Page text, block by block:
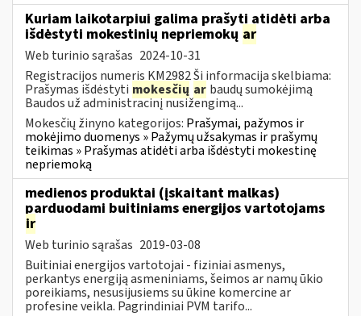
Kuriam laikotarpiui galima prašyti atidėti arba
išdėstyti mokestinių nepriemokų ar
Web turinio sąrašas 2024-10-31
Registracijos numeris KM2982 Ši informacija skelbiama:
Prašymas išdėstyti mokesčių ar baudų sumokėjimą
Baudos už administracinį nusižengimą...
Mokesčių žinyno kategorijos: Prašymai, pažymos ir
mokėjimo duomenys » Pažymų užsakymas ir prašymų
teikimas » Prašymas atidėti arba išdėstyti mokestinę
nepriemoką
medienos produktai (įskaitant malkas)
parduodami buitiniams energijos vartotojams
ir
Web turinio sąrašas 2019-03-08
Buitiniai energijos vartotojai - fiziniai asmenys,
perkantys energiją asmeniniams, šeimos ar namų ūkio
poreikiams, nesusijusiems su ūkine komercine ar
profesine veikla. Pagrindiniai PVM tarifo...